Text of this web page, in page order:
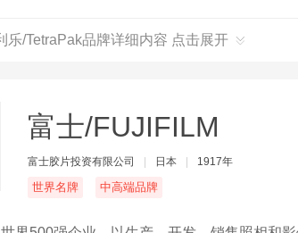
乐/TetraPak品牌详细内容 点击展开
富士/FUJIFILM
富士胶片投资有限公司 日本 1917年
世界名牌 中高端品牌